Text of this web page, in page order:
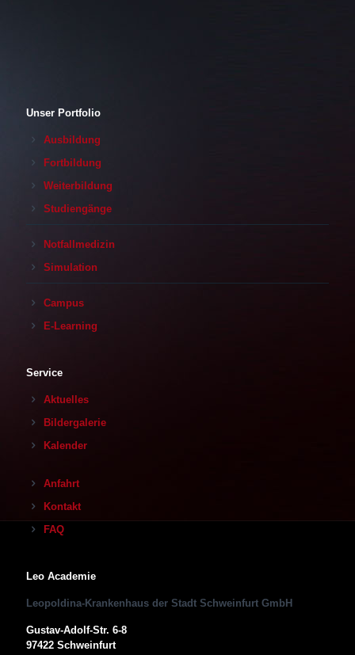
Unser Portfolio
Ausbildung
Fortbildung
Weiterbildung
Studiengänge
Notfallmedizin
Simulation
Campus
E-Learning
Service
Aktuelles
Bildergalerie
Kalender
Anfahrt
Kontakt
FAQ
Leo Academie
Leopoldina-Krankenhaus der Stadt Schweinfurt GmbH
Gustav-Adolf-Str. 6-8
97422 Schweinfurt